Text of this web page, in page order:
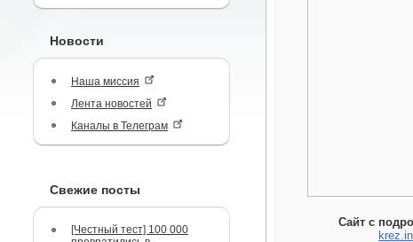
Новости
Наша миссия
Лента новостей
Каналы в Телеграм
Свежие посты
[Честный тест] 100 000
Сайт с